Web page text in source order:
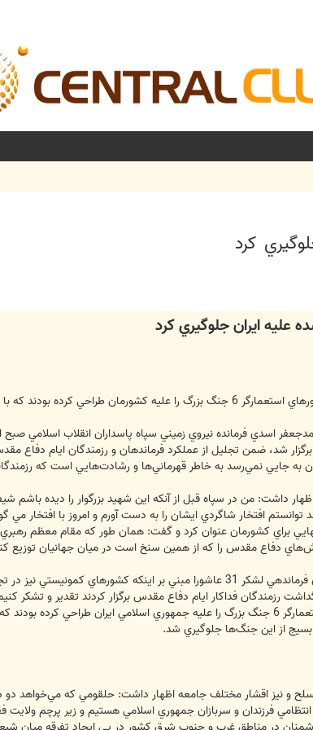
نيروي زميني سپاه گفت: در طول اين سال‌ها كشورهاي استعمارگر 6 جنگ بزرگ
شد، ضمن تجليل از عملكرد فرماندهان و رزمندگان ايام دفاع مقدس
به جايي نمي‌رسد به خاطر قهرماني‌ها و رشادت‌هايي است كه
داشت: من در سپاه قبل از آنكه اين شهيد بزرگوار را ديده
افتخار شاگردي ايشان را به دست آورم و امروز با افتخار
براي كشورمان عنوان كرد و گفت: همان طور كه مقام معظم
دفاع مقدس را كه از همين سنخ است در ميان جهانيان توزيع
فرمانده نيروي زميني سپاه با بيان خاطره‌اي از دوران فرماندهي لشكر 31
رزمندگان فداكار ايام دفاع مقدس برگزار كردند تقدير و تشكر
اسدي ادامه داد: در طول اين سال‌ها كشورهاي استعمارگر 6 جنگ بزرگ را عليه جمهوري
از اين جنگ‌ها جلوگيري شد.
و نيز اقشار مختلف جامعه اظهار داشت: حلقومي كه مي‌خواهد
فرزندان و سربازان جمهوري اسلامي هستيم و زير پرچم